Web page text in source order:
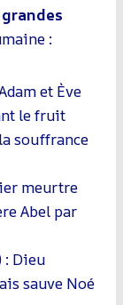
grandes
:
et Ève
le fruit
souffrance
meurtre
Abel par
: Dieu
sauve Noé